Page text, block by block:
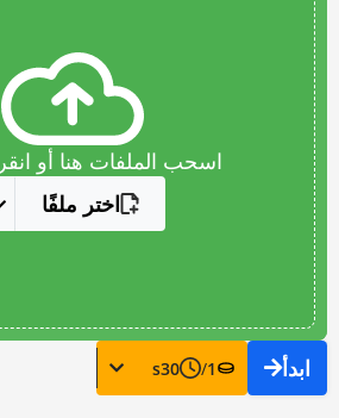
اسحب الملفات هنا أو انقر
اختر ملفًا
ابدأ 1
/
30
s